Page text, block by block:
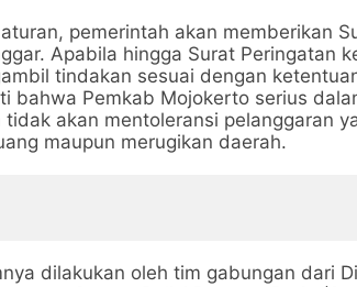
pemerintah akan memberikan
Apabila hingga Surat Peringatan
tindakan sesuai dengan
bahwa Pemkab Mojokerto serius
akan mentoleransi pelanggaran
maupun merugikan daerah.
dilakukan oleh tim gabungan dari